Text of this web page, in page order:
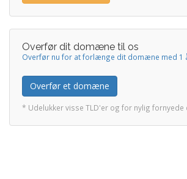
Overfør dit domæne til os
Overfør nu for at forlænge dit domæne med 1
Overfør et domæne
* Udelukker visse TLD'er og for nylig